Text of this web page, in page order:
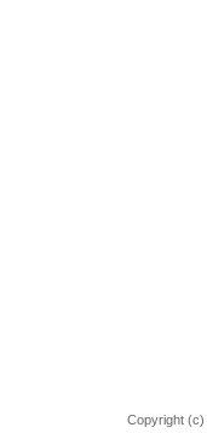
Copyright (c)